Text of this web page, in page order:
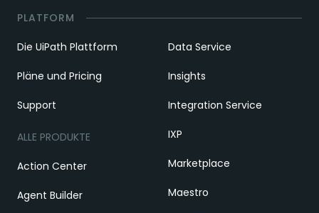
PLATFORM
Die UiPath Plattform
Pläne und Pricing
Support
ALLE PRODUKTE
Action Center
Agent Builder
Data Service
Insights
Integration Service
IXP
Marketplace
Maestro